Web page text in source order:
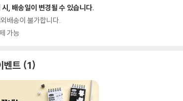
, 배송일이 변경될 수 있습니다.
배송이 불가합니다.
가능
벤트 1